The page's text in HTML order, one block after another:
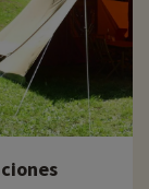
disponibles in
de los
en un
disfrutar de la
zona de juegos,